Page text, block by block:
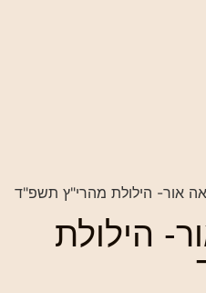
אור- הילולת מהרי"ץ תשפ"ד
הילולת